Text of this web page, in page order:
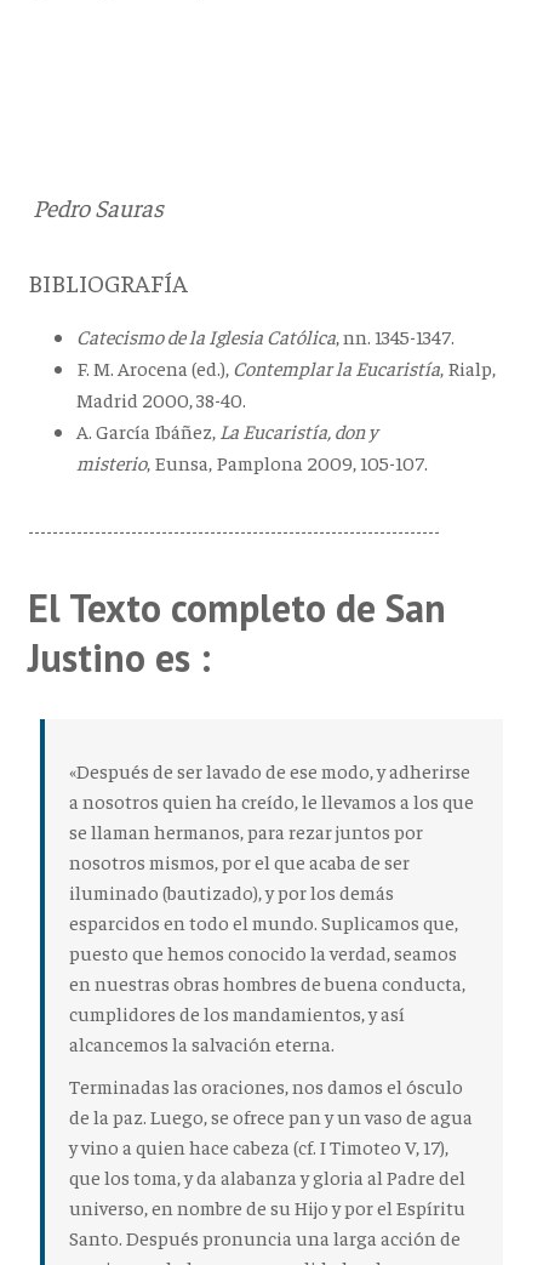
Pedro Sauras
BIBLIOGRAFÍA
Catecismo de la Iglesia Católica, nn. 1345-1347.
F. M. Arocena (ed.),Contemplar la Eucaristía, Rialp,
Madrid 2000, 38-40.
A. García Ibáñez, La Eucaristía, don y
misterio, Eunsa, Pamplona 2009, 105-107.
--------------------------------------------------------------------
El Texto completo de San
Justino es :
«Después de ser lavado de ese modo, y adherirse
a nosotros quien ha creído, le llevamos a los que
se llaman hermanos, para rezar juntos por
nosotros mismos, por el que acaba de ser
iluminado (bautizado), y por los demás
esparcidos en todo el mundo. Suplicamos que,
puesto que hemos conocido la verdad, seamos
en nuestras obras hombres de buena conducta,
cumplidores de los mandamientos, y así
alcancemos la salvación eterna.
Terminadas las oraciones, nos damos el ósculo
de la paz. Luego, se ofrece pan y un vaso de agua
y vino a quien hace cabeza (cf. I Timoteo V, 17),
que los toma, y da alabanza y gloria al Padre del
universo, en nombre de su Hijo y por el Espíritu
Santo. Después pronuncia una larga acción de